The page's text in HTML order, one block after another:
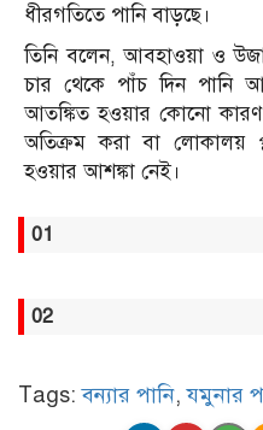
ধীরগতিতে পানি বাড়ছে।
তিনি বলেন, আবহাওয়া ও
চার থেকে পাঁচ দিন পানি
আতঙ্কিত হওয়ার কোনো
অতিক্রম করা বা লোকালয়
হওয়ার আশঙ্কা নেই।
01
02
Tags:বন্যার পানি,যমুনার